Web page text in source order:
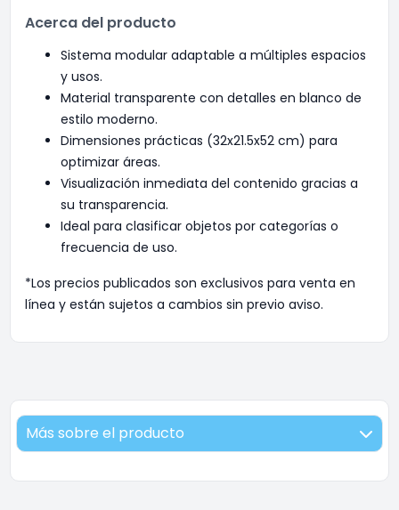
Acerca del producto
Sistema modular adaptable a múltiples espacios
y usos.
Material transparente con detalles en blanco de
estilo moderno.
Dimensiones prácticas (32x21.5x52 cm) para
optimizar áreas.
Visualización inmediata del contenido gracias a
su transparencia.
Ideal para clasificar objetos por categorías o
frecuencia de uso.
*Los precios publicados son exclusivos para venta en
línea y están sujetos a cambios sin previo aviso.
Más sobre el producto